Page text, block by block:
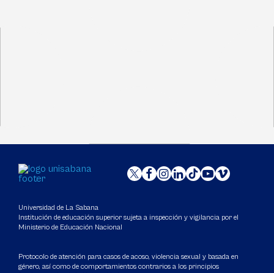
Universidad de La Sabana
Institución de educación superior sujeta a inspección y vigilancia por el
Ministerio de Educación Nacional
Protocolo de atención para casos de acoso, violencia sexual y basada en
género, así como de comportamientos contrarios a los principios